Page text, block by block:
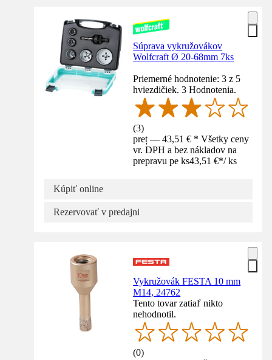
Súprava vykružovákov
Wolfcraft Ø 20-68mm 7ks
Priemerné hodnotenie: 3 z 5
hviezdičiek. 3 Hodnotenia.
(3)
preț — 43,51 € * Všetky ceny
vr. DPH a bez nákladov na
prepravu pe ks43,51 €*/ ks
Kúpiť online
Rezervovať v predajni
Vykružovák FESTA 10 mm
M14, 24762
Tento tovar zatiaľ nikto
nehodnotil.
(0)